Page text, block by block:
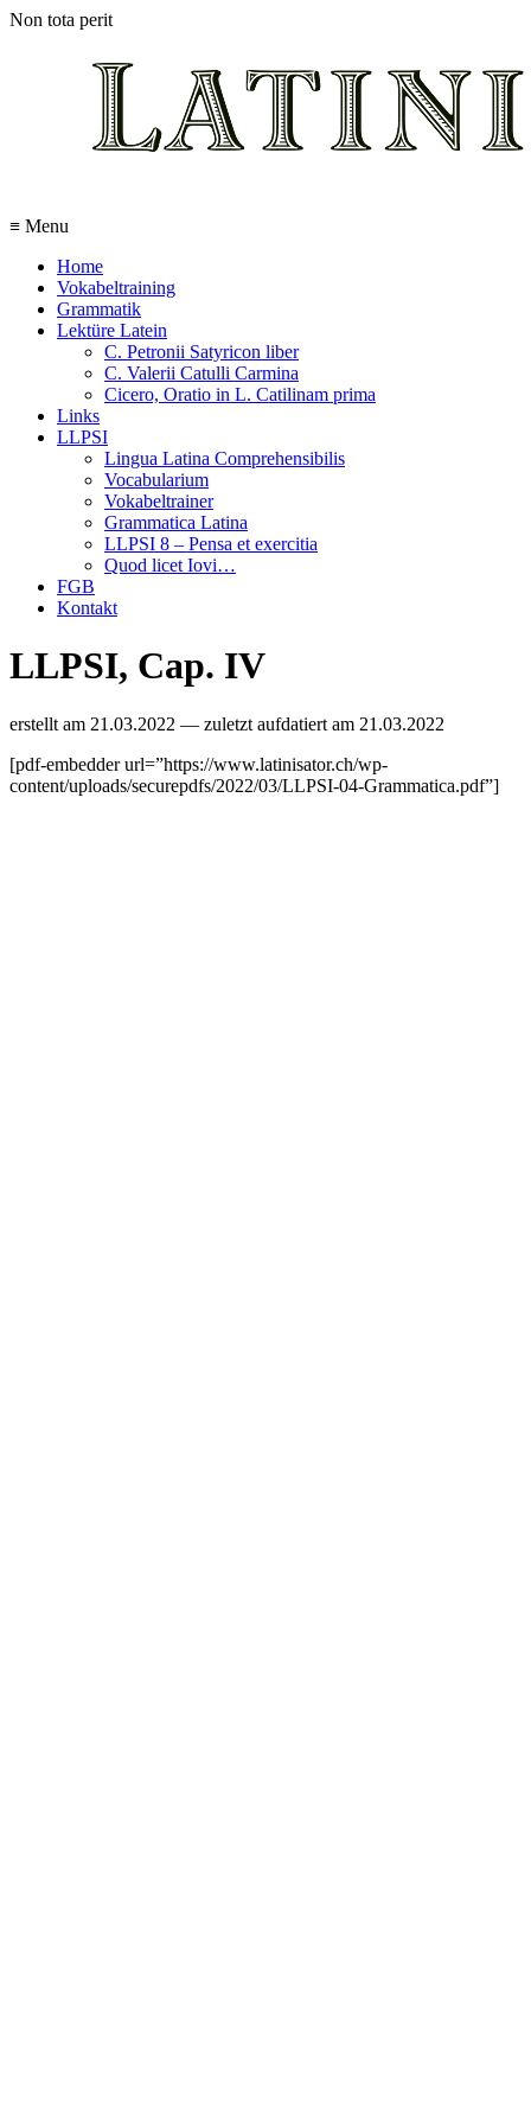
Non tota perit
≡ Menu
Home
Vokabeltraining
Grammatik
Lektüre Latein
C. Petronii Satyricon liber
C. Valerii Catulli Carmina
Cicero, Oratio in L. Catilinam prima
Links
LLPSI
Lingua Latina Comprehensibilis
Vocabularium
Vokabeltrainer
Grammatica Latina
LLPSI 8 – Pensa et exercitia
Quod licet Iovi…
FGB
Kontakt
LLPSI, Cap. IV
erstellt am 21.03.2022 — zuletzt aufdatiert am 21.03.2022
[pdf-embedder url=”https://www.latinisator.ch/wp-
content/uploads/securepdfs/2022/03/LLPSI-04-Grammatica.pdf”]